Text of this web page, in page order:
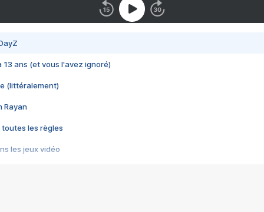
13 ans (et vous l'avez ignoré)
(littéralement)
Rayan
toutes les règles
les jeux vidéo